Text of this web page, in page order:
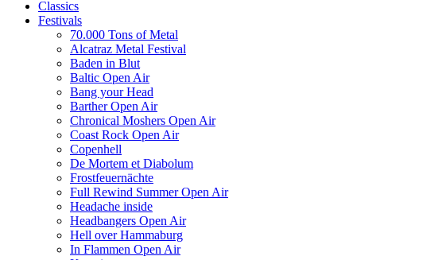
Classics
Festivals
70.000 Tons of Metal
Alcatraz Metal Festival
Baden in Blut
Baltic Open Air
Bang your Head
Barther Open Air
Chronical Moshers Open Air
Coast Rock Open Air
Copenhell
De Mortem et Diabolum
Frostfeuernächte
Full Rewind Summer Open Air
Headache inside
Headbangers Open Air
Hell over Hammaburg
In Flammen Open Air